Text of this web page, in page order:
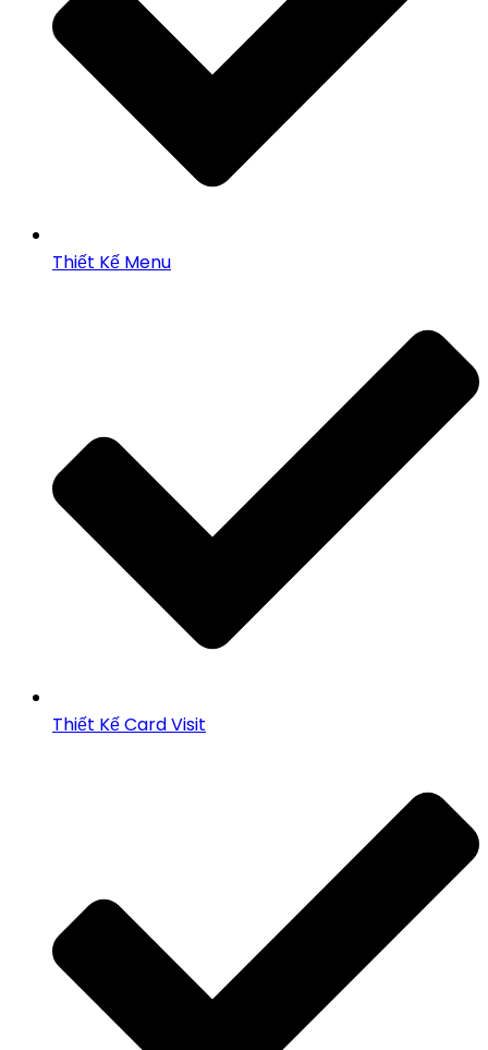
Thiết Kế Menu
Thiết Kế Card Visit